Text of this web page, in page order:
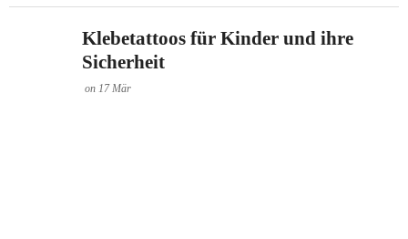
Klebetattoos für Kinder und ihre
Sicherheit
on 17 Mär